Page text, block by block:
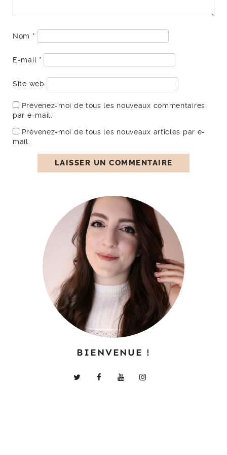
Nom *
E-mail *
Site web
Prévenez-moi de tous les nouveaux commentaires
par e-mail.
Prévenez-moi de tous les nouveaux articles par e-
mail.
BIENVENUE !